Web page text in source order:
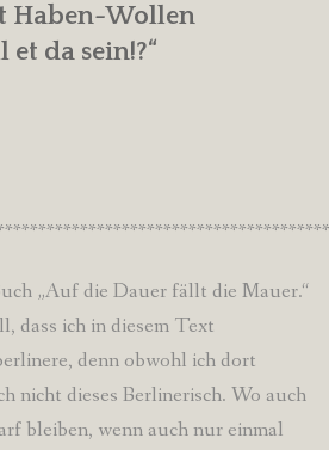
Haben-Wollen
et da sein!?“
„Auf die Dauer fällt die Mauer.“
dass ich in diesem Text
denn obwohl ich dort
nicht dieses Berlinerisch. Wo auch
bleiben, wenn auch nur einmal